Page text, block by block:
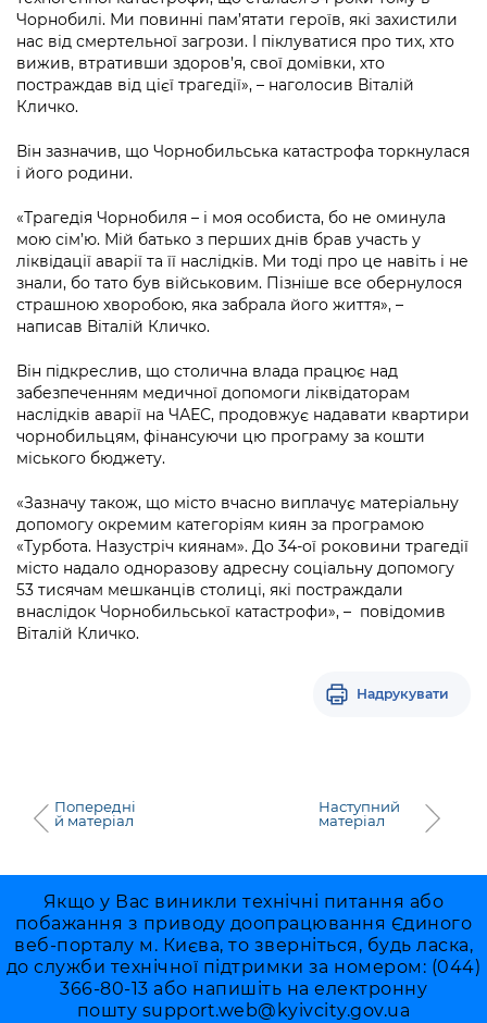
Підприємства, установи, організації
Kyiv International Relations
Річні звіти
Гендерна політика
Київська міська військова адміністрація
Портал Захисників та Захисниць
Безбар'єрність
Міський застосунок Київ Цифровий
Важливе під час воєнного стану
Уряд» – місцевий рівень»
Важливе під час воєнного стану
Про відкриті дані
Портал даних Києва
Публічні дашборди
Чорнобилі. Ми повинні пам’ятати героїв, які захистили
нас від смертельної загрози. І піклуватися про тих, хто
вижив, втративши здоров’я, свої домівки, хто
постраждав від цієї трагедії», – наголосив Віталій
Кличко.
Він зазначив, що Чорнобильська катастрофа торкнулася
і його родини.
«Трагедія Чорнобиля – і моя особиста, бо не оминула
мою сім’ю. Мій батько з перших днів брав участь у
ліквідації аварії та її наслідків. Ми тоді про це навіть і не
знали, бо тато був військовим. Пізніше все обернулося
страшною хворобою, яка забрала його життя», –
написав Віталій Кличко.
Він підкреслив, що столична влада працює над
забезпеченням медичної допомоги ліквідаторам
наслідків аварії на ЧАЕС, продовжує надавати квартири
чорнобильцям, фінансуючи цю програму за кошти
міського бюджету.
«Зазначу також, що місто вчасно виплачує матеріальну
допомогу окремим категоріям киян за програмою
«Турбота. Назустріч киянам». До 34-ої роковини трагедії
місто надало одноразову адресну соціальну допомогу
53 тисячам мешканців столиці, які постраждали
внаслідок Чорнобильської катастрофи», – повідомив
Віталій Кличко.
Надрукувати
Попередні
й матеріал
Наступний
матеріал
Якщо у Вас виникли технічні питання або
побажання з приводу доопрацювання Єдиного
веб-порталу м. Києва, то зверніться, будь ласка,
до служби технічної підтримки за номером: (044)
366-80-13 або напишіть на електронну
пошту support.web@kyivcity.gov.ua